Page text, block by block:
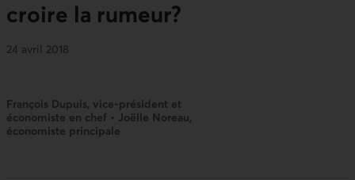
croire la rumeur?
24 avril 2018
François Dupuis, vice-président et
économiste en chef • Joëlle Noreau,
économiste principale